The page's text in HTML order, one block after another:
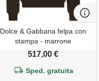
Dolce & Gabbana felpa con
stampa - marrone
517,00 €
Sped. gratuita